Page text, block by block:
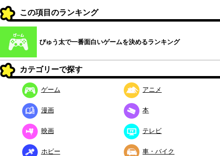
この項目のランキング
ぴゅう太で一番面白いゲームを決めるランキング
カテゴリーで探す
ゲーム アニメ
漫画 本
映画 テレビ
ホビー 車・バイク